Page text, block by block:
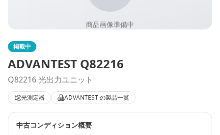
商品画像準備中
掲載中
ADVANTEST Q82216
Q82216 光出力ユニット
光測定器 ADVANTESTの製品一覧
中古コンディション概要